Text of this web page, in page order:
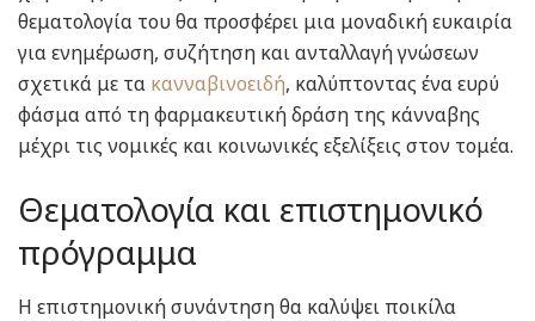
θεματολογία του θα προσφέρει μια μοναδική ευκαιρία
για ενημέρωση, συζήτηση και ανταλλαγή γνώσεων
σχετικά με τα κανναβινοειδή, καλύπτοντας ένα ευρύ
φάσμα από τη φαρμακευτική δράση της κάνναβης
μέχρι τις νομικές και κοινωνικές εξελίξεις στον τομέα.
Θεματολογία και επιστημονικό
πρόγραμμα
Η επιστημονική συνάντηση θα καλύψει ποικίλα